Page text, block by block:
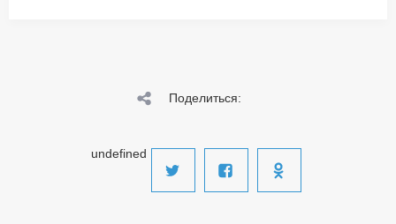
Поделиться:
undefined